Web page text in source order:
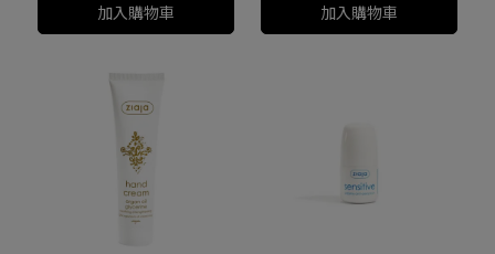
加入購物車 加入購物車